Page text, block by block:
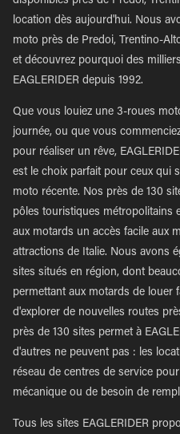
location dès aujourd'hui. Nous
moto près de Predoi, Trentino-
et découvrez pourquoi des
EAGLERIDER depuis 1992.
Que vous louiez une 3-roues
journée, ou que vous
pour réaliser un rêve,
est le choix parfait pour ceux qui
moto récente. Nos près de 130
pôles touristiques métropolitains
aux motards un accès facile aux
attractions de Italie. Nous avons
sites situés en région, dont
permettant aux motards de louer
d'explorer de nouvelles routes
près de 130 sites permet à
d'autres ne peuvent pas : les
réseau de centres de service
mécanique ou de besoin de
Tous les sites EAGLERIDER